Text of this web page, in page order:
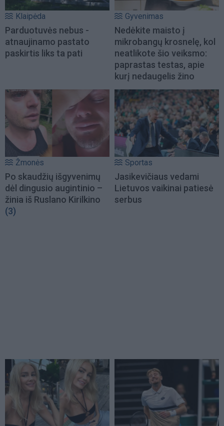
Klaipėda
Parduotuvės nebus -
atnaujinamo pastato
paskirtis liks ta pati
Gyvenimas
Nedėkite maisto į
mikrobangų krosnelę, kol
neatlikote šio veiksmo:
paprastas testas, apie
kurį nedaugelis žino
Žmonės
Po skaudžių išgyvenimų
dėl dingusio augintinio –
žinia iš Ruslano Kirilkino
(3)
Sportas
Jasikevičiaus vedami
Lietuvos vaikinai patiesė
serbus